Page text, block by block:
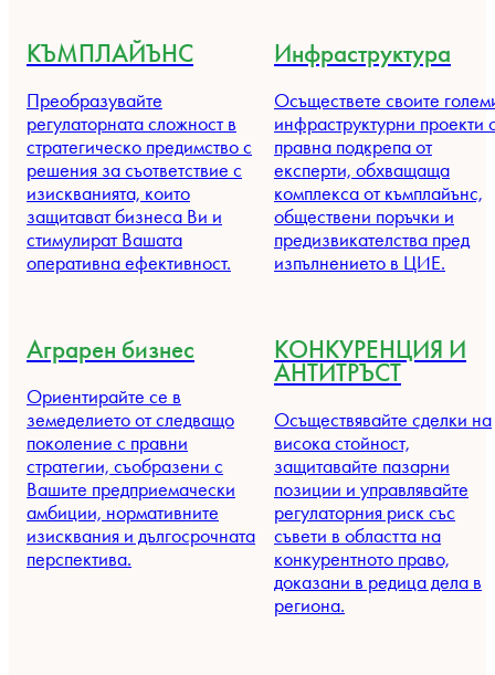
КЪМПЛАЙЪНС
Преобразувайте
регулаторната сложност в
стратегическо предимство с
решения за съответствие с
изискванията, които
защитават бизнеса Ви и
стимулират Вашата
оперативна ефективност.
Инфраструктура
Осъществете своите
инфраструктурни проекти
правна подкрепа от
експерти, обхващаща
комплекса от къмплайънс,
обществени поръчки и
предизвикателства пред
изпълнението в ЦИЕ.
Аграрен бизнес
Ориентирайте се в
земеделието от следващо
поколение с правни
стратегии, съобразени с
Вашите предприемачески
амбиции, нормативните
изисквания и дългосрочната
перспектива.
КОНКУРЕНЦИЯ И
АНТИТРЪСТ
Осъществявайте сделки на
висока стойност,
защитавайте пазарни
позиции и управлявайте
регулаторния риск със
съвети в областта на
конкурентното право,
доказани в редица дела в
региона.